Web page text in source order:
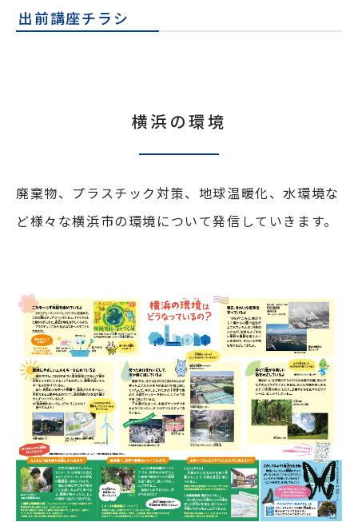
出前講座チラシ
横浜の環境
廃棄物、プラスチック対策、地球温暖化、水環境な
ど様々な横浜市の環境について発信していきます。